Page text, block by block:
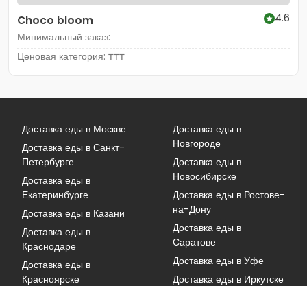
Choco bloom
4.6
Минимальный заказ:
Ценовая категория: ₸₸₸
Доставка еды в Москве
Доставка еды в Санкт-
Петербурге
Доставка еды в
Екатеринбурге
Доставка еды в Казани
Доставка еды в
Краснодаре
Доставка еды в
Красноярске
Доставка еды в
Новгороде
Доставка еды в
Новосибирске
Доставка еды в Ростове-
на-Дону
Доставка еды в
Саратове
Доставка еды в Уфе
Доставка еды в Иркутске